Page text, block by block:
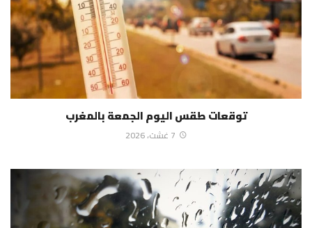
توقعات طقس اليوم الجمعة بالمغرب
7 غشت، 2026